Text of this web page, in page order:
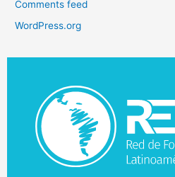
Comments feed
WordPress.org